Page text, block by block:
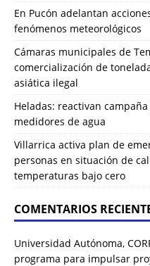
En Pucón adelantan
fenómenos meteorológicos
Cámaras municipales de
comercialización de
asiática ilegal
Heladas: reactivan
medidores de agua
Villarrica activa plan de
personas en situación de
temperaturas bajo cero
COMENTARIOS
Universidad Autónoma,
programa para impulsar